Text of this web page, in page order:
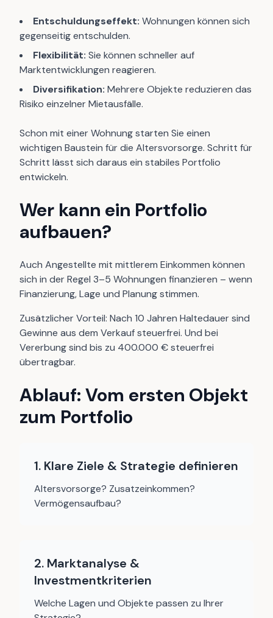
Entschuldungseffekt: Wohnungen können sich
gegenseitig entschulden.
Flexibilität: Sie können schneller auf
Marktentwicklungen reagieren.
Diversifikation: Mehrere Objekte reduzieren das
Risiko einzelner Mietausfälle.
Schon mit einer Wohnung starten Sie einen
wichtigen Baustein für die Altersvorsorge. Schritt für
Schritt lässt sich daraus ein stabiles Portfolio
entwickeln.
Wer kann ein Portfolio
aufbauen?
Auch Angestellte mit mittlerem Einkommen können
sich in der Regel 3–5 Wohnungen finanzieren – wenn
Finanzierung, Lage und Planung stimmen.
Zusätzlicher Vorteil: Nach 10 Jahren Haltedauer sind
Gewinne aus dem Verkauf steuerfrei. Und bei
Vererbung sind bis zu 400.000 € steuerfrei
übertragbar.
Ablauf: Vom ersten Objekt
zum Portfolio
1. Klare Ziele & Strategie definieren
Altersvorsorge? Zusatzeinkommen?
Vermögensaufbau?
2. Marktanalyse &
Investmentkriterien
Welche Lagen und Objekte passen zu Ihrer